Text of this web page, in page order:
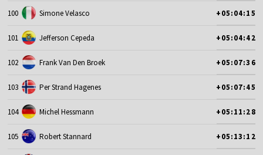
100 Simone Velasco +05:04:15
101 Jefferson Cepeda +05:04:42
102 Frank Van Den Broek +05:07:36
103 Per Strand Hagenes +05:07:45
104 Michel Hessmann +05:11:28
105 Robert Stannard +05:13:12